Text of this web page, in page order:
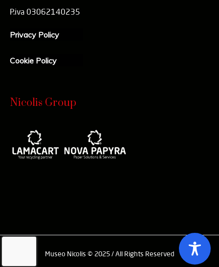
P.iva 03062140235
Privacy Policy
Cookie Policy
Nicolis Group
Museo Nicolis © 2025 / All Rights Reserved